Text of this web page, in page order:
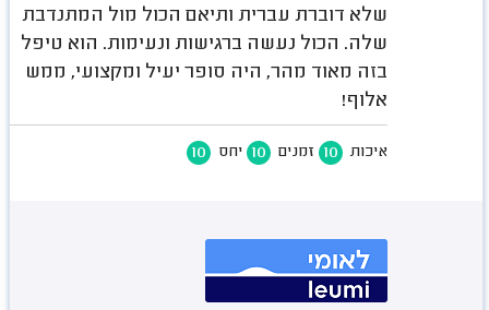
שלא דוברת עברית ותיאם הכול מול המתנדבת
שלה. הכול נעשה ברגישות ונעימות. הוא טיפל
בזה מאוד מהר, היה סופר יעיל ומקצועי, ממש
אלוף!
איכות 10 זמנים 10 יחס 10